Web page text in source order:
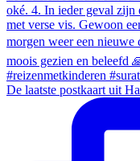
De laatste postkaart uit